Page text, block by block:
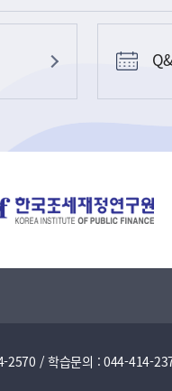
2570 / 학습문의 : 044-414-